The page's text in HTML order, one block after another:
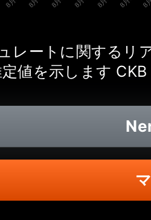
レートに関するリ
値を示します